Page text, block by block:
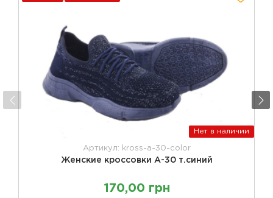
Нет в наличии
Артикул: kross-a-30-color
Женские кроссовки А-30 т.синий
170,00 грн